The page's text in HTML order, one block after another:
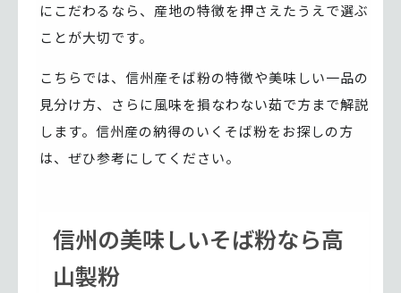
にこだわるなら、産地の特徴を押さえたうえで選ぶ
ことが大切です。
こちらでは、信州産そば粉の特徴や美味しい一品の
見分け方、さらに風味を損なわない茹で方まで解説
します。信州産の納得のいくそば粉をお探しの方
は、ぜひ参考にしてください。
信州の美味しいそば粉なら高
山製粉